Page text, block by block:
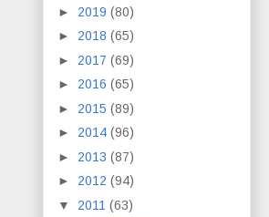
► 2019 (80)
► 2018 (65)
► 2017 (69)
► 2016 (65)
► 2015 (89)
► 2014 (96)
► 2013 (87)
► 2012 (94)
▼ 2011 (63)